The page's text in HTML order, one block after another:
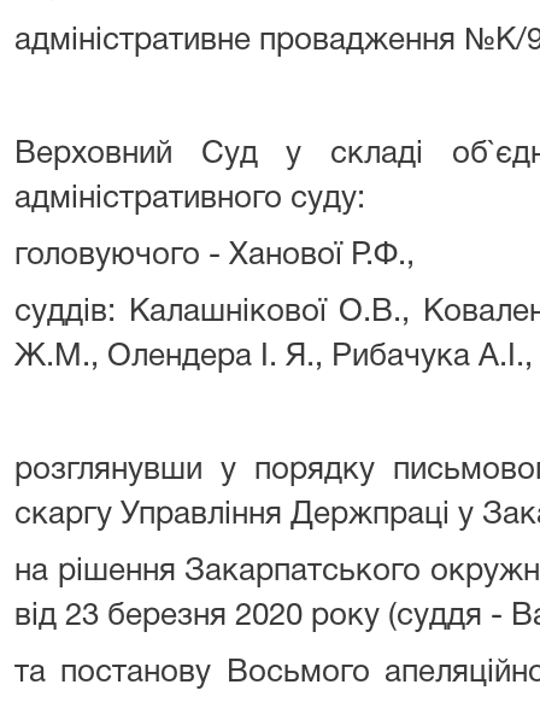
адміністративне провадження №К/
Верховний Суд у складі
адміністративного суду:
головуючого - Ханової Р.Ф.,
суддів: Калашнікової О.В.,
Ж.М., Олендера І. Я., Рибачука
розглянувши у порядку
скаргу Управління Держпраці у
на рішення Закарпатського
від 23 березня 2020 року (суддя -
та постанову Восьмого